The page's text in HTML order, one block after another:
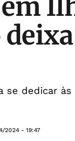
se dedicar
2024 - 19:47